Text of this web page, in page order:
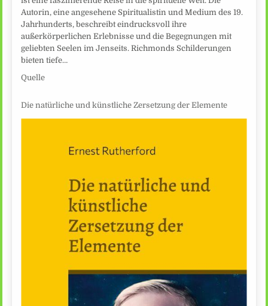
Autorin, eine angesehene Spiritualistin und Medium des 19.
Jahrhunderts, beschreibt eindrucksvoll ihre
außerkörperlichen Erlebnisse und die Begegnungen mit
geliebten Seelen im Jenseits. Richmonds Schilderungen
bieten tiefe…
Quelle
Die natürliche und künstliche Zersetzung der Elemente